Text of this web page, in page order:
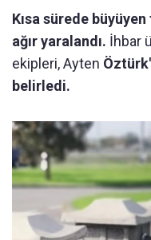
Kısa sürede
ağır yaralandı. İhbar
ekipleri, Ayten
belirledi.